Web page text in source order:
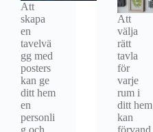
Att
skapa
en
tavelvä
gg med
posters
kan ge
ditt hem
en
personli
Att
välja
rätt
tavla
för
varje
rum i
ditt hem
kan